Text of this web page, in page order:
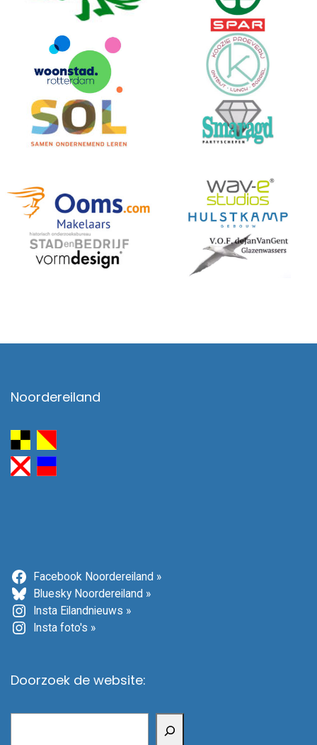
Noordereiland
Facebook Noordereiland »
Bluesky Noordereiland »
Insta Eilandnieuws »
Insta foto's »
Doorzoek de website: